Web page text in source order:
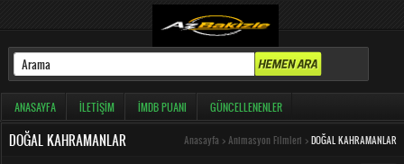
ANASAYFA İLETIŞIM İMDB PUANI GÜNCELLENENLER
DOĞAL KAHRAMANLAR Anasayfa > Animasyon Filmleri > DOĞAL KAHRAMANLAR